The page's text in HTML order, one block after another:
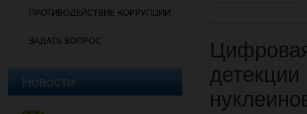
ПРОТИВОДЕЙСТВИЕ КОРРУПЦИИ
ЗАДАТЬ ВОПРОС
Новости